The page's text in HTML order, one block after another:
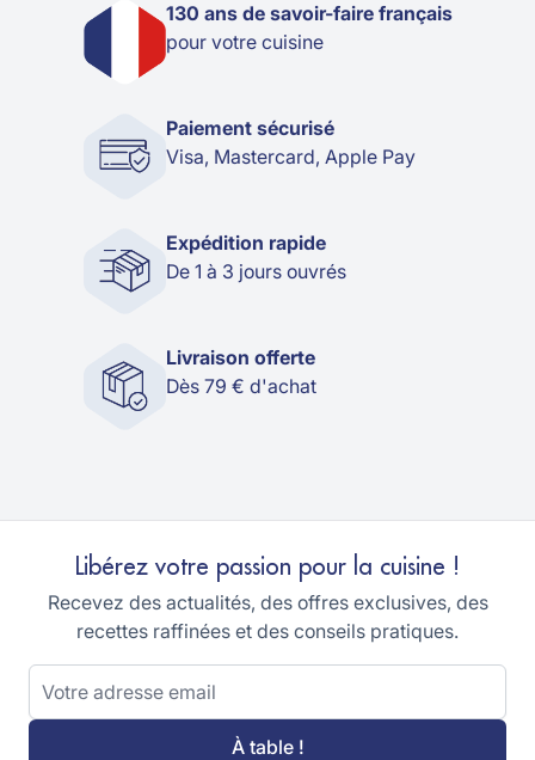
130 ans de savoir-faire français
pour votre cuisine
Paiement sécurisé
Visa, Mastercard, Apple Pay
Expédition rapide
De 1 à 3 jours ouvrés
Livraison offerte
Dès 79 € d'achat
Libérez votre passion pour la cuisine !
Recevez des actualités, des offres exclusives, des
recettes raffinées et des conseils pratiques.
Adresse email
À table !